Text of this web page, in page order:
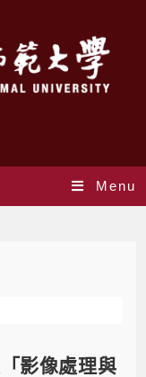
Menu
影像處理與